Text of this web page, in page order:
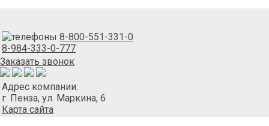
8-800-551-331-0
8-984-333-0-777
Заказать звонок
Адрес компании:
г. Пенза, ул. Маркина, 6
Карта сайта